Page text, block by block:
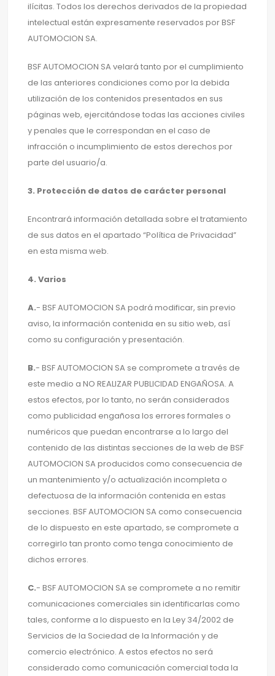
ilícitas. Todos los derechos derivados de la propiedad
intelectual están expresamente reservados por BSF
AUTOMOCION SA.
BSF AUTOMOCION SA velará tanto por el cumplimiento
de las anteriores condiciones como por la debida
utilización de los contenidos presentados en sus
páginas web, ejercitándose todas las acciones civiles
y penales que le correspondan en el caso de
infracción o incumplimiento de estos derechos por
parte del usuario/a.
3. Protección de datos de carácter personal
Encontrará información detallada sobre el tratamiento
de sus datos en el apartado “Política de Privacidad”
en esta misma web.
4. Varios
A.- BSF AUTOMOCION SA podrá modificar, sin previo
aviso, la información contenida en su sitio web, así
como su configuración y presentación.
B.- BSF AUTOMOCION SA se compromete a través de
este medio a NO REALIZAR PUBLICIDAD ENGAÑOSA. A
estos efectos, por lo tanto, no serán considerados
como publicidad engañosa los errores formales o
numéricos que puedan encontrarse a lo largo del
contenido de las distintas secciones de la web de BSF
AUTOMOCION SA producidos como consecuencia de
un mantenimiento y/o actualización incompleta o
defectuosa de la información contenida en estas
secciones. BSF AUTOMOCION SA como consecuencia
de lo dispuesto en este apartado, se compromete a
corregirlo tan pronto como tenga conocimiento de
dichos errores.
C.- BSF AUTOMOCION SA se compromete a no remitir
comunicaciones comerciales sin identificarlas como
tales, conforme a lo dispuesto en la Ley 34/2002 de
Servicios de la Sociedad de la Información y de
comercio electrónico. A estos efectos no será
considerado como comunicación comercial toda la